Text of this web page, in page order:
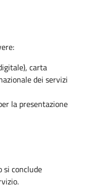
carta
dei servizi
la presentazione
si conclude